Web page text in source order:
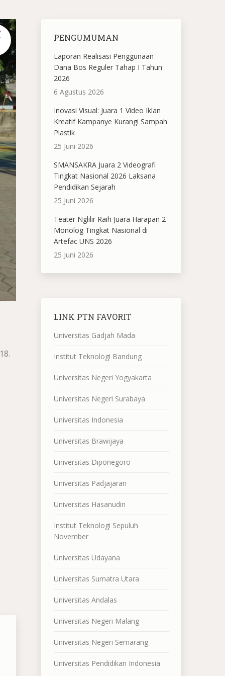
PENGUMUMAN
Laporan Realisasi Penggunaan
Dana Bos Reguler Tahap I Tahun
2026
6 Agustus 2026
Inovasi Visual: Juara 1 Video Iklan
Kreatif Kampanye Kurangi Sampah
Plastik
25 Juni 2026
SMANSAKRA Juara 2 Videografi
Tingkat Nasional 2026 Laksana
Pendidikan Sejarah
25 Juni 2026
Teater Nglilir Raih Juara Harapan 2
Monolog Tingkat Nasional di
Artefac UNS 2026
25 Juni 2026
LINK PTN FAVORIT
Universitas Gadjah Mada
Institut Teknologi Bandung
Universitas Negeri Yogyakarta
Universitas Negeri Surabaya
Universitas Indonesia
Universitas Brawijaya
Universitas Diponegoro
Universitas Padjajaran
Universitas Hasanudin
Institut Teknologi Sepuluh
November
Universitas Udayana
Universitas Sumatra Utara
Universitas Andalas
Universitas Negeri Malang
Universitas Negeri Semarang
Universitas Pendidikan Indonesia